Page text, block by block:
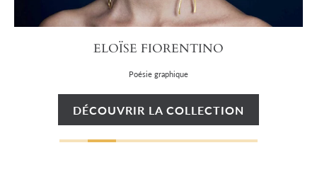
ELOÏSE FIORENTINO
Poésie graphique
DÉCOUVRIR LA COLLECTION